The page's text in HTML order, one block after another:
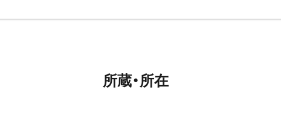
所蔵・所在